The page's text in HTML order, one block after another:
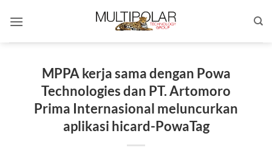
MPPA kerja sama dengan Powa
Technologies dan PT. Artomoro
Prima Internasional meluncurkan
aplikasi hicard-PowaTag